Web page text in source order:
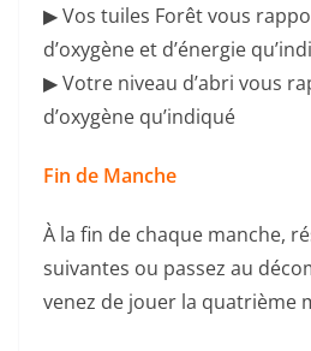
▶ Vos tuiles Forêt vous
d’oxygène et d’énergie
▶ Votre niveau d’abri vous
d’oxygène qu’indiqué
Fin de Manche
À la fin de chaque manche,
suivantes ou passez au
venez de jouer la quatrième